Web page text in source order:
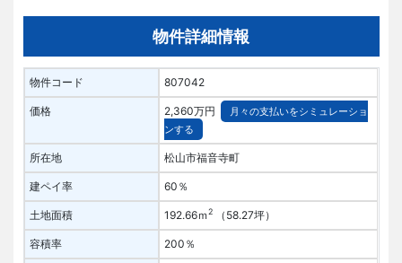
物件詳細情報
物件コード 807042
価格 2,360万円
月々の支払いをシミュレーショ
ンする
所在地 松山市福音寺町
建ペイ率 60％
土地面積 192.66ｍ2（58.27坪）
容積率 200％